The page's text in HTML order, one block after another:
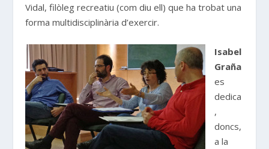
Vidal, filòleg recreatiu (com diu ell) que ha trobat una
forma multidisciplinària d’exercir.
Isabel
Graña
es
dedica
,
doncs,
a la